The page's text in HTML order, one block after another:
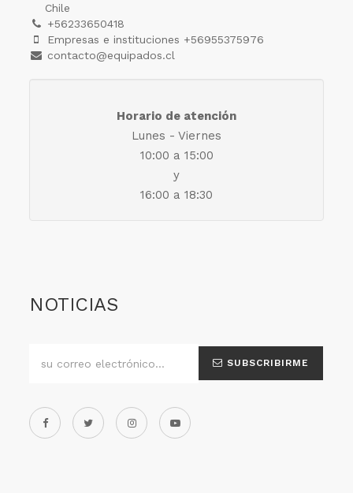
Chile
+56233650418
Empresas e instituciones +56955375976
contacto@equipados.cl
Horario de atención
Lunes - Viernes
10:00 a 15:00
y
16:00 a 18:30
NOTICIAS
SUBSCRIBIRME